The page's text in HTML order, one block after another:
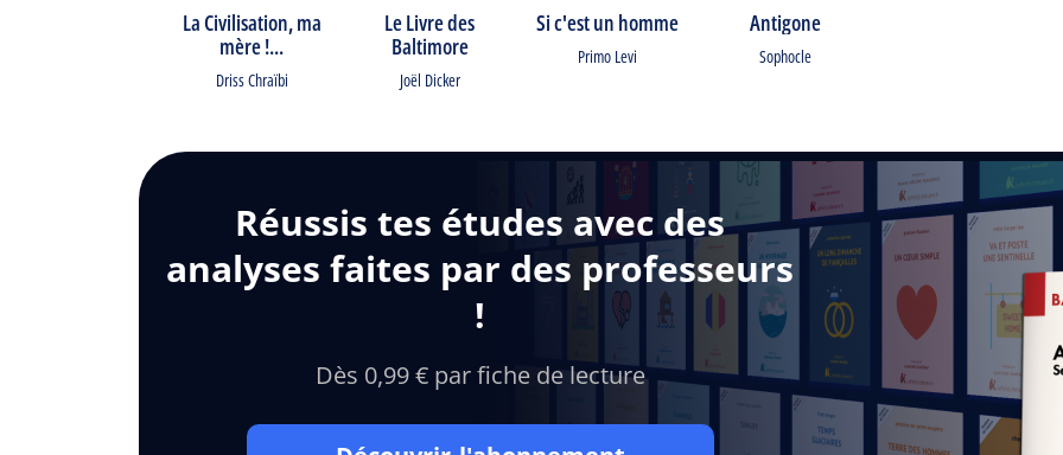
La Civilisation, ma
mère !...
Driss Chraïbi
Le Livre des
Baltimore
Joël Dicker
Si c'est un homme
Primo Levi
Antigone
Sophocle
Réussis tes études avec des
analyses faites par des professeurs
!
Dès 0,99 € par fiche de lecture